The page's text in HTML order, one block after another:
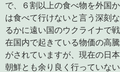
で、６割以上の食べ物を外国
は食べて行けないと言う深刻
るかに遠い国のウクライナで
在国内で起きている物価の高
がされていますが、現在の日
朝鮮とも余り良く行っていな